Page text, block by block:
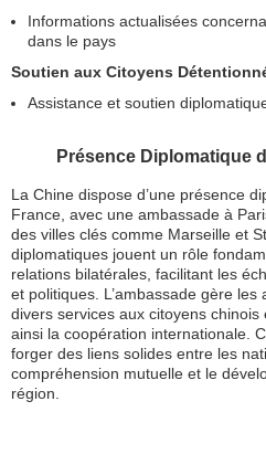
Informations actualisées
dans le pays
Soutien aux Citoyens
Assistance et soutien
Présence Diplomatique
La Chine dispose d’une présence
France, avec une ambassade à
des villes clés comme Marseille et
diplomatiques jouent un rôle
relations bilatérales, facilitant les
et politiques. L’ambassade gère
divers services aux citoyens
ainsi la coopération internationale.
forger des liens solides entre les
compréhension mutuelle et le
région.